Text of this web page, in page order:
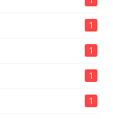
1
1
1
1